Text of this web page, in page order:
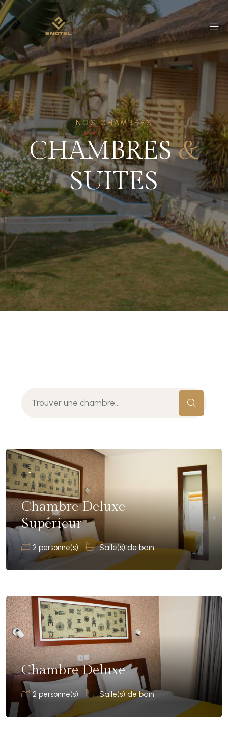
NOS CHAMBRES
CHAMBRES&
SUITES
Chambre Deluxe
Supérieur
2 personne(s) Salle(s) de bain
Chambre Deluxe
2 personne(s) Salle(s) de bain